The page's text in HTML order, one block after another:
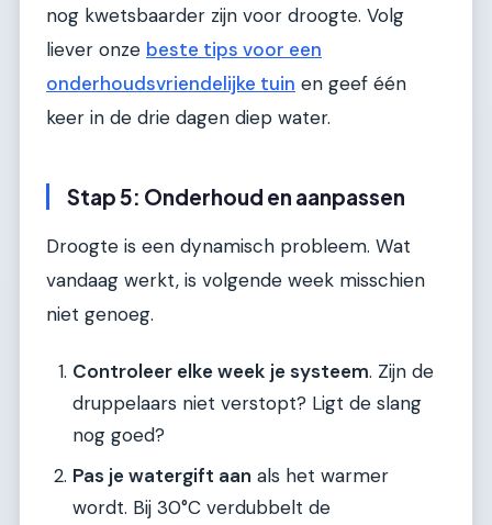
nog kwetsbaarder zijn voor droogte. Volg
liever onze beste tips voor een
onderhoudsvriendelijke tuin en geef één
keer in de drie dagen diep water.
Stap 5: Onderhoud en aanpassen
Droogte is een dynamisch probleem. Wat
vandaag werkt, is volgende week misschien
niet genoeg.
Controleer elke week je systeem. Zijn de
druppelaars niet verstopt? Ligt de slang
nog goed?
Pas je watergift aan als het warmer
wordt. Bij 30°C verdubbelt de